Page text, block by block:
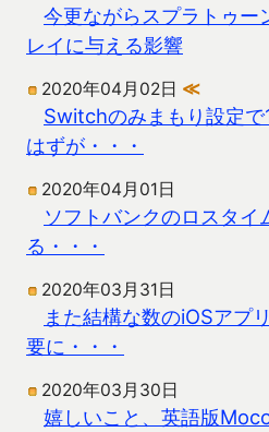
今更ながらスプラトゥー
レイに与える影響
2020年04月02日 ≪
Switchのみまもり設定で
はずが・・・
2020年04月01日
ソフトバンクのロスタイ
る・・・
2020年03月31日
また結構な数のiOSアプ
要に・・・
2020年03月30日
嬉しいこと、英語版